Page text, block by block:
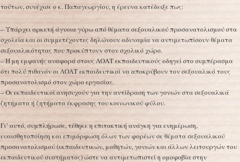
τούτων, συνέχισε ο κ. Παπαγεωργίου, η έρευνα κατέδειξε πως:
– Υπάρχει αρκετή άγνοια γύρω από θέματα σεξουαλικού προσανατολισμού στα
σχολεία και οι συμμετέχοντες δηλώνουν αδυναμία να αντιμετωπίσουν θέματα
σεξουαλικότητας που προκύπτουν στον σχολικό χώρο.
– Η μη εμφανής αναφορά στους ΛΟΑΤ εκπαιδευτικούς οδηγεί στο συμπέρασμα
ότι πολύ πιθανόν οι ΛΟΑΤ εκπαιδευτικοί να αποκρύβουν τον σεξουαλικό τους
προσανατολισμό στον χώρο εργασίας.
– Οι εκπαιδευτικοί ανησυχούν για την αντίδραση των γονιών στα σεξουαλικά
ζητήματα ή ζητήματα έκφρασης του κοινωνικού φύλου.
Γι’ αυτό, συμπλήρωσε, τέθηκε η επιτακτική ανάγκη για ενημέρωση,
ευαισθητοποίηση και επιμόρφωση όλων των φορέων σε θέματα σεξουαλικού
προσανατολισμού (εκπαιδευτικών, μαθητών, γονιών και άλλων λειτουργών του
εκπαιδευτικού συστήματος) ώστε να αντιμετωπιστεί η ομοφοβία στην